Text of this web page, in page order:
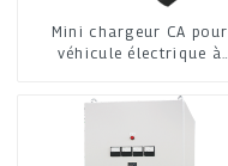
Mini chargeur CA pour
véhicule électrique à